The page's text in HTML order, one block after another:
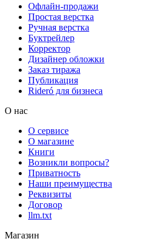
Офлайн-продажи
Простая верстка
Ручная верстка
Буктрейлер
Корректор
Дизайнер обложки
Заказ тиража
Публикация
Rideró для бизнеса
О нас
О сервисе
О магазине
Книги
Возникли вопросы?
Приватность
Наши преимущества
Реквизиты
Договор
llm.txt
Магазин